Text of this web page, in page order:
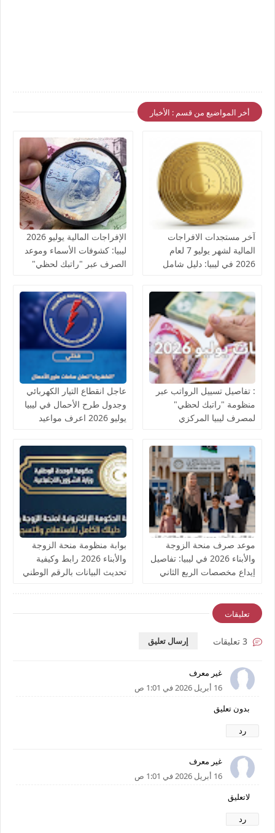
أخر المواضيع من قسم : الأخبار
آخر مستجدات الافراجات
المالية لشهر يوليو 7 لعام
2026 في ليبيا: دليل شامل
المشمولة
الإفراجات المالية يوليو 2026
ليبيا: كشوفات الأسماء وموعد
الصرف عبر "راتبك لحظي"
: تفاصيل تسييل الرواتب عبر
منظومة "راتبك لحظي"
لمصرف ليبيا المركزي
عاجل انقطاع التيار الكهربائي
وجدول طرح الأحمال في ليبيا
يوليو 2026 اعرف مواعيد
موعد صرف منحة الزوجة
والأبناء 2026 في ليبيا: تفاصيل
إيداع مخصصات الربع الثاني
بوابة منظومة منحة الزوجة
والأبناء 2026 رابط وكيفية
تحديث البيانات بالرقم الوطني
تعليقات
إرسال تعليق
غير معرف
16 أبريل 2026 في 1:01 ص
بدون تعليق
رد
غير معرف
16 أبريل 2026 في 1:01 ص
لاتعليق
رد